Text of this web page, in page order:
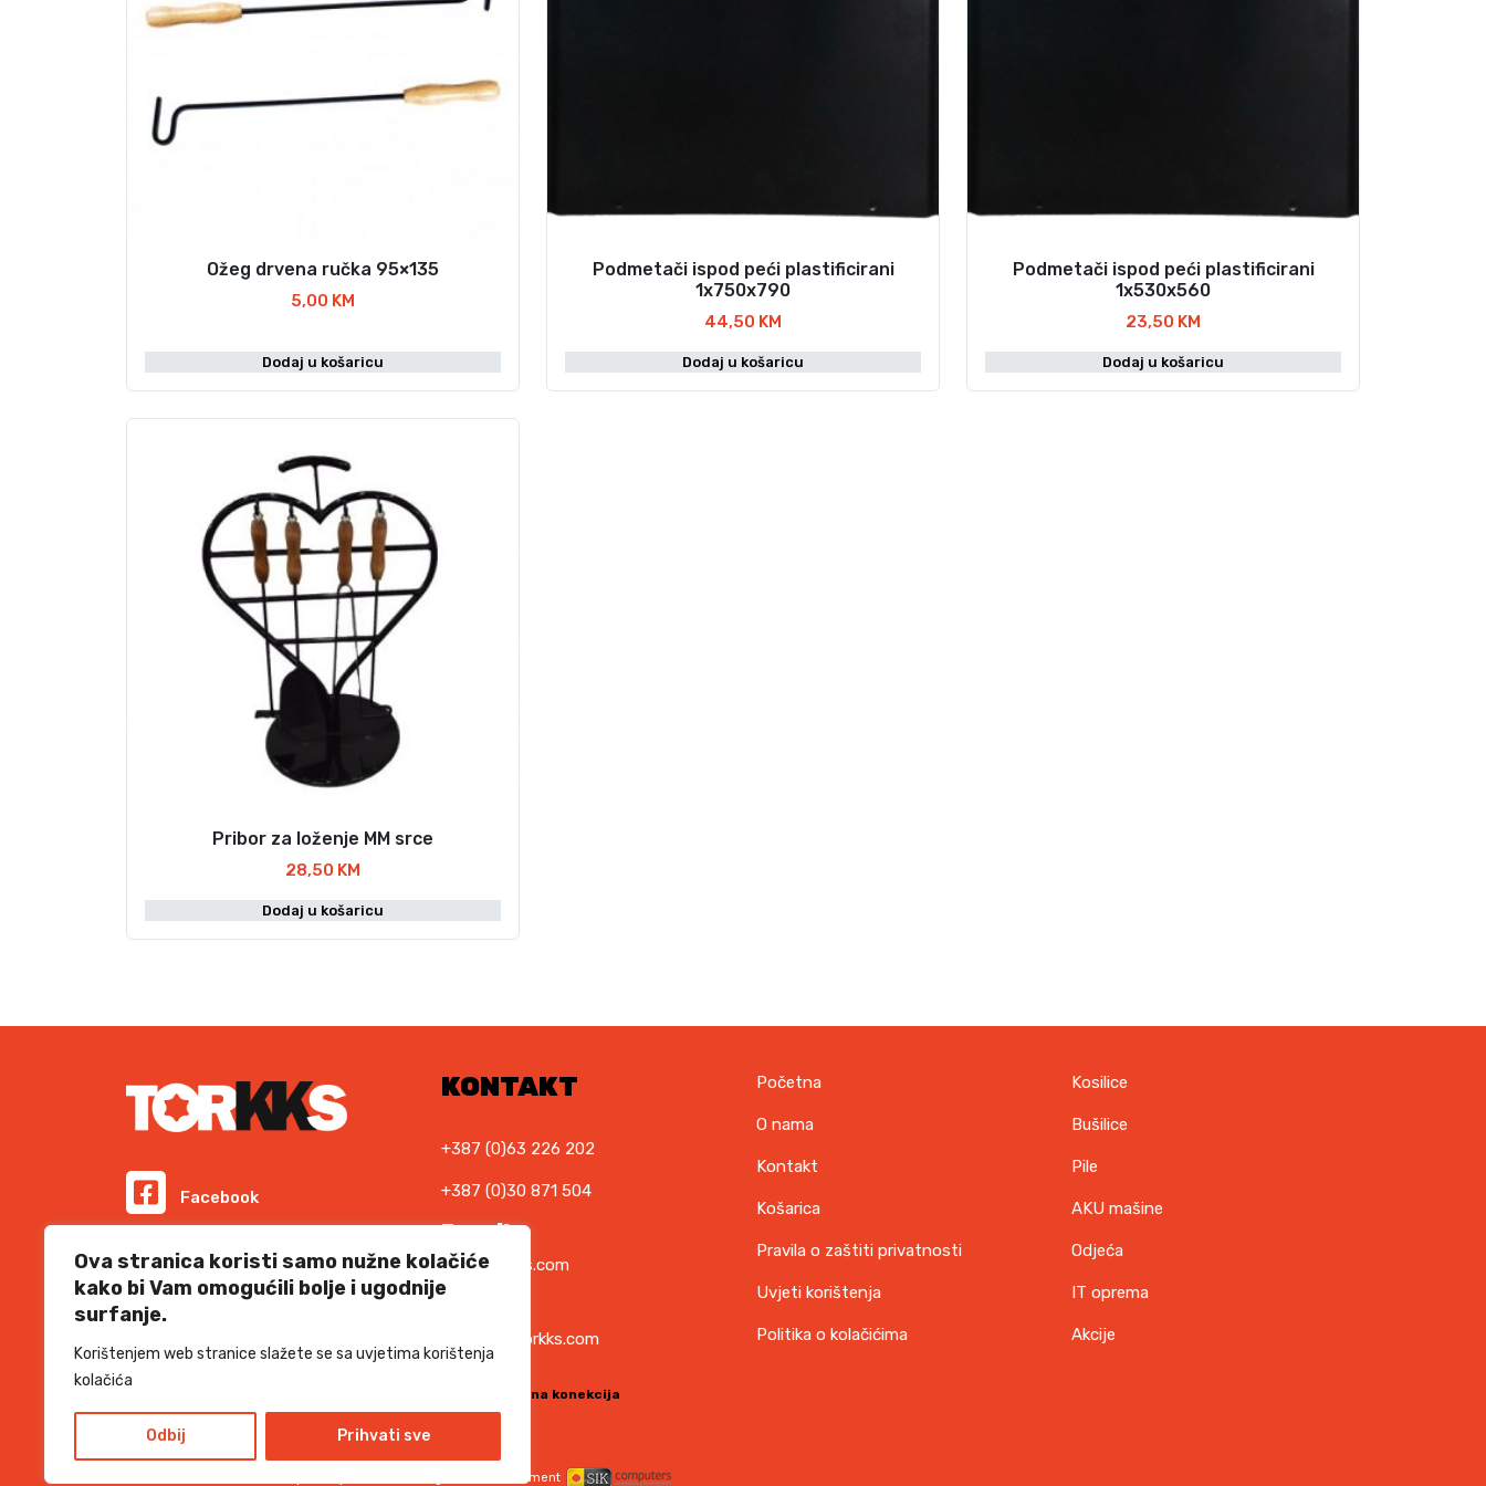
Ova stranica koristi samo nužne kolačiće
kako bi Vam omogućili bolje i ugodnije
surfanje.
Korištenjem web stranice slažete se sa uvjetima korištenja
kolačića
Odbij Prihvati sve
Ožeg drvena ručka 95×135
5,00 KM
Dodaj u košaricu
Podmetači ispod peći plastificirani
1x750x790
44,50 KM
Dodaj u košaricu
Podmetači ispod peći plastificirani
1x530x560
23,50 KM
Dodaj u košaricu
Pribor za loženje MM srce
28,50 KM
Dodaj u košaricu
Facebook
Instagram
Informacije i cijene na ovoj web stranici imaju
ili tehničke greške, mjerodavni su podaci dostupni na
prodajnim mjestima
KONTAKT
+387 (0)63 226 202
+387 (0)30 871 504
E-mail
info@torkks.com
support@torkks.com
SSL sigurna konekcija
Početna
O nama
Kontakt
Košarica
Pravila o zaštiti privatnosti
Uvjeti korištenja
Politika o kolačićima
Kosilice
Bušilice
Pile
AKU mašine
Odjeća
IT oprema
Akcije
Design and development